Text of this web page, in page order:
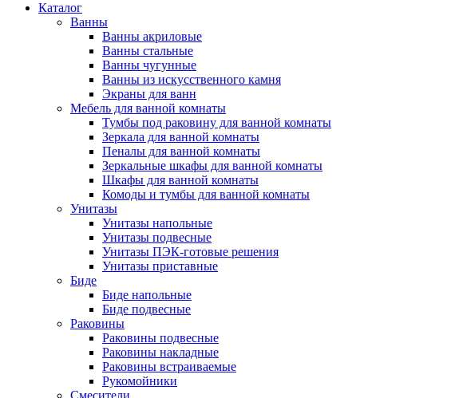
Каталог
Ванны
Ванны акриловые
Ванны стальные
Ванны чугунные
Ванны из искусственного камня
Экраны для ванн
Мебель для ванной комнаты
Тумбы под раковину для ванной комнаты
Зеркала для ванной комнаты
Пеналы для ванной комнаты
Зеркальные шкафы для ванной комнаты
Шкафы для ванной комнаты
Комоды и тумбы для ванной комнаты
Унитазы
Унитазы напольные
Унитазы подвесные
Унитазы ПЭК-готовые решения
Унитазы приставные
Биде
Биде напольные
Биде подвесные
Раковины
Раковины подвесные
Раковины накладные
Раковины встраиваемые
Рукомойники
Смесители